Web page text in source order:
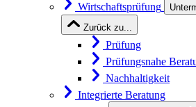
Wirtschaftsprüfung
Zurück zu...
Prüfung
Prüfungsnahe
Nachhaltigkeit
Integrierte Beratung